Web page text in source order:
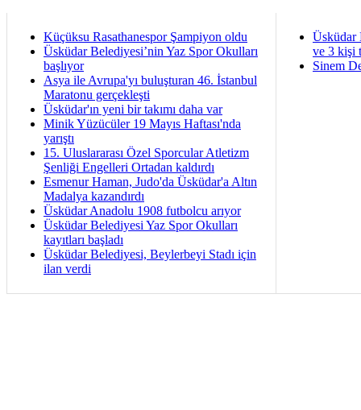
Küçüksu Rasathanespor Şampiyon oldu
Üsküdar Belediyesi’nin Yaz Spor Okulları
başlıyor
Asya ile Avrupa'yı buluşturan 46. İstanbul
Maratonu gerçekleşti
Üsküdar'ın yeni bir takımı daha var
Minik Yüzücüler 19 Mayıs Haftası'nda
yarıştı
15. Uluslararası Özel Sporcular Atletizm
Şenliği Engelleri Ortadan kaldırdı
Esmenur Haman, Judo'da Üsküdar'a Altın
Madalya kazandırdı
Üsküdar Anadolu 1908 futbolcu arıyor
Üsküdar Belediyesi Yaz Spor Okulları
kayıtları başladı
Üsküdar Belediyesi, Beylerbeyi Stadı için
ilan verdi
Üsküdar
ve 3 kişi
Sinem